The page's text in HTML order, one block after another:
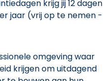
krijg jij 12 dagen
jaar (vrij op te nemen -
omgeving waar
krijgen om uitdagend